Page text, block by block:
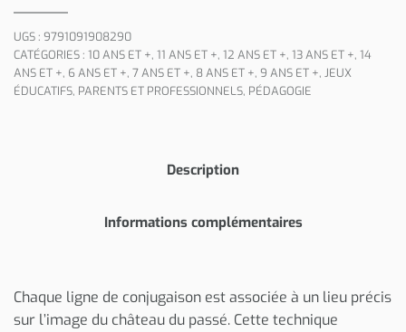
UGS : 9791091908290
CATÉGORIES : 10 ANS ET +, 11 ANS ET +, 12 ANS ET +, 13 ANS ET +, 14
ANS ET +, 6 ANS ET +, 7 ANS ET +, 8 ANS ET +, 9 ANS ET +, JEUX
ÉDUCATIFS, PARENTS ET PROFESSIONNELS, PÉDAGOGIE
Description
Informations complémentaires
Chaque ligne de conjugaison est associée à un lieu précis
sur l’image du château du passé. Cette technique